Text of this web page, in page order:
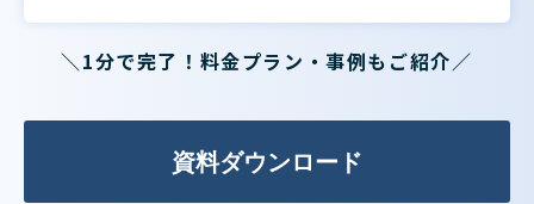
＼1分で完了！料金プラン・事例もご紹介／
資料ダウンロード